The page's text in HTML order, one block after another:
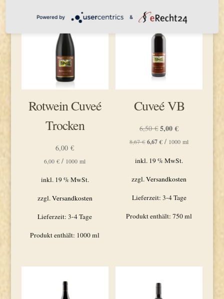
Rotwein Cuveé
Trocken
6,00€
6,00€ / 1000 ml
inkl. 19 % MwSt.
zzgl.Versandkosten
Lieferzeit:3-4 Tage
Produkt enthält: 1000ml
Angebot!
Cuveé VB
6,50€ Ursprünglicher
Preis
5,00€Aktueller
Preis
8,67€ 6,67€ / 1000 ml
inkl. 19 % MwSt.
zzgl.Versandkosten
Lieferzeit: 3-4 Tage
Produkt enthält: 750ml
Powered by &